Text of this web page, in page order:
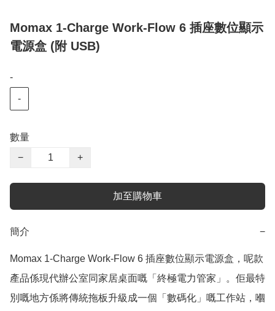
Momax 1-Charge Work-Flow 6 插座數位顯示
電源盒 (附 USB)
-
-
數量
−
+
加至購物車
簡介 −
Momax 1-Charge Work-Flow 6 插座數位顯示電源盒，呢款
產品係現代辦公室同家居桌面嘅「終極電力管家」。佢最特
別嘅地方係將傳統拖板升級成一個「數碼化」嘅工作站，嗰